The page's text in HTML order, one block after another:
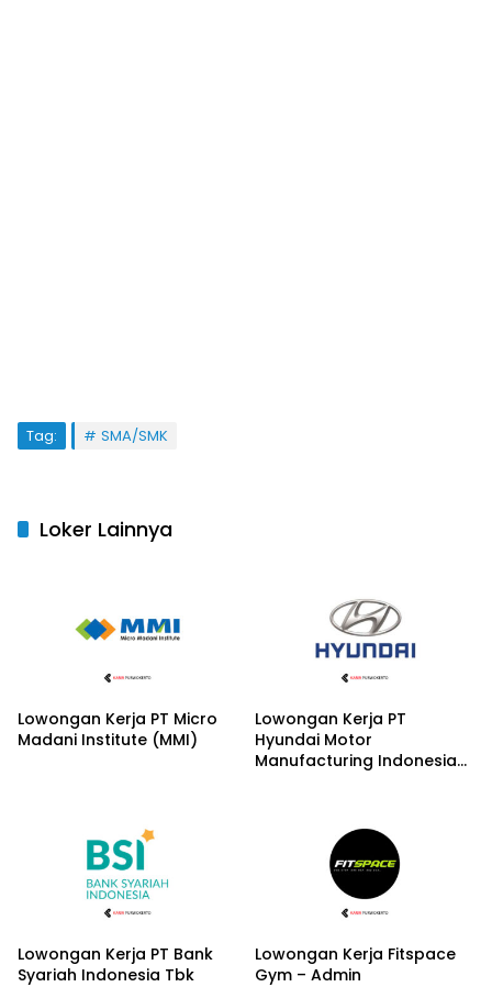
Tag: SMA/SMK
Loker Lainnya
Lowongan Kerja PT Micro
Madani Institute (MMI)
Lowongan Kerja PT
Hyundai Motor
Manufacturing Indonesia
Lowongan Kerja PT Bank
Syariah Indonesia Tbk
Lowongan Kerja Fitspace
Gym – Admin